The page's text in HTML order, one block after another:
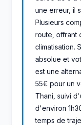
une erreur, il
Plusieurs
route, offrant
climatisation.
absolue et
est une
55€ pour un
Thani, suivi
d'environ
temps de